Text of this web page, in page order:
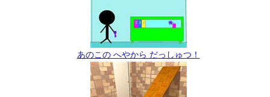
あのこの へやから だっしゅつ！